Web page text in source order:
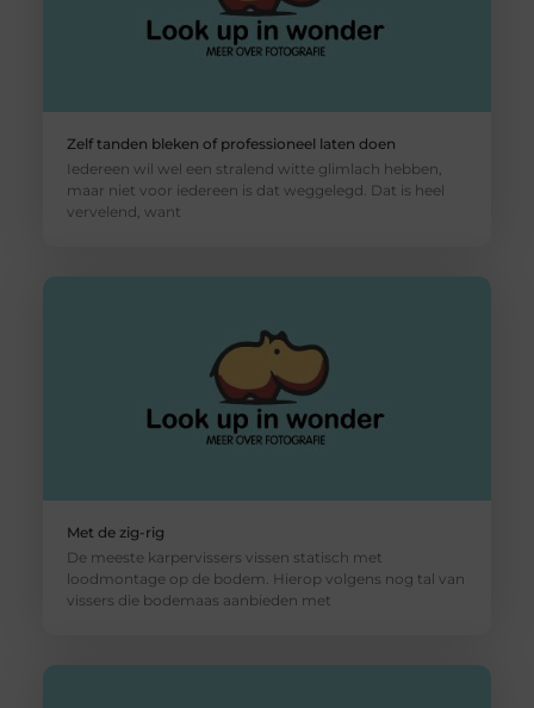
Zelf tanden bleken of professioneel laten doen
Iedereen wil wel een stralend witte glimlach hebben,
maar niet voor iedereen is dat weggelegd. Dat is heel
vervelend, want
Met de zig-rig
De meeste karpervissers vissen statisch met
loodmontage op de bodem. Hierop volgens nog tal van
vissers die bodemaas aanbieden met